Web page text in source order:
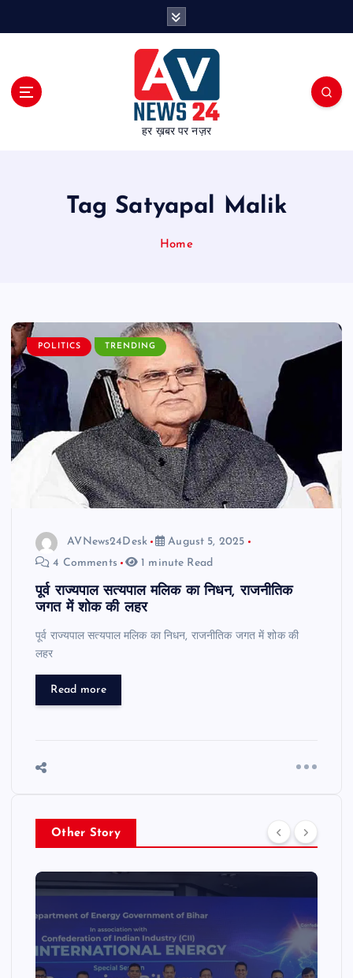
हर ख़बर पर नज़र
Tag Satyapal Malik
Home
POLITICS TRENDING
AVNews24Desk
August 5, 2025
4 Comments
1 minute Read
पूर्व राज्यपाल सत्यपाल मलिक का निधन, राजनीतिक
जगत में शोक की लहर
पूर्व राज्यपाल सत्यपाल मलिक का निधन, राजनीतिक जगत में शोक की
लहर
Read more
Other Story